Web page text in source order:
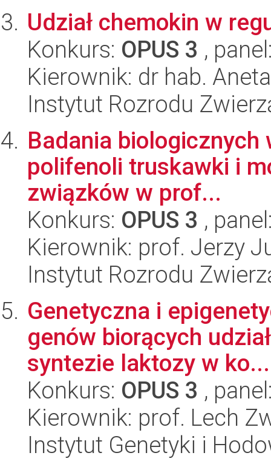
Udział chemokin w
Konkurs: OPUS 3 ,
Kierownik: dr hab.
Instytut Rozrodu
Badania biologicznych
polifenoli truskawki i
związków w prof...
Konkurs: OPUS 3 ,
Kierownik: prof. Jerzy
Instytut Rozrodu
Genetyczna i
genów biorących
syntezie laktozy w ko...
Konkurs: OPUS 3 ,
Kierownik: prof. Lech
Instytut Genetyki i